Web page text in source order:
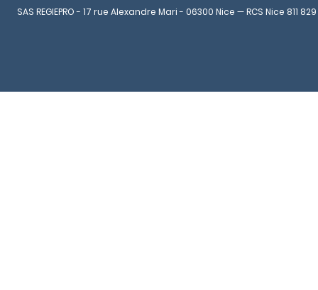
SAS REGIEPRO - 17 rue Alexandre Mari - 06300 Nice — RCS Nice 811